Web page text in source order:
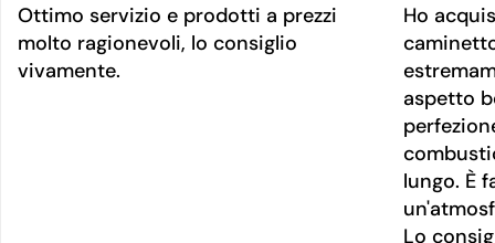
Ottimo servizio e prodotti a prezzi
molto ragionevoli, lo consiglio
vivamente.
Ho
aspetto
lungo. È
Lo